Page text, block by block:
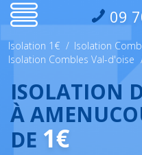
09
Isolation 1€ / Isolation
Isolation Combles Val-d'oise
ISOLATION
À
DE 1€